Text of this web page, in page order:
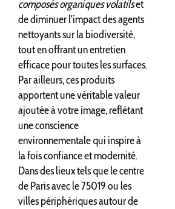
composés organiques volatilset
de diminuer l'impact des agents
nettoyants sur la biodiversité,
tout en offrant un entretien
efficace pour toutes les surfaces.
Par ailleurs, ces produits
apportent une véritable valeur
ajoutée à votre image, reflétant
une conscience
environnementale qui inspire à
la fois confiance et modernité.
Dans des lieux tels que le centre
de Paris avec le 75019 ou les
villes périphériques autour de